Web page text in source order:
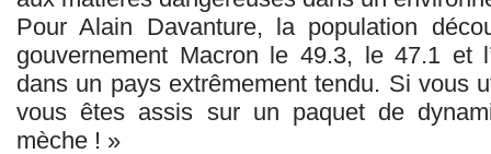
Pour Alain Davanture, la population
gouvernement Macron le 49.3, le 47.1 et
dans un pays extrêmement tendu. Si vous
vous êtes assis sur un paquet de
mèche ! »